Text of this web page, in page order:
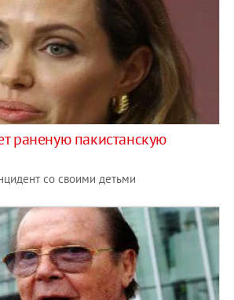
раненую пакистанскую
со своими детьми